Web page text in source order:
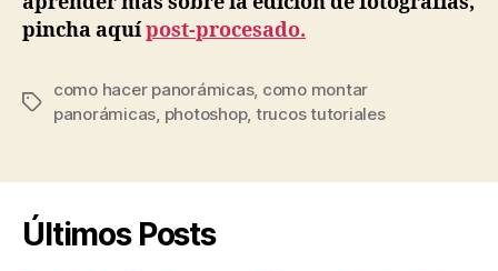
pincha aquípost-procesado.
Etiquetas
como hacer panorámicas, como montar
panorámicas, photoshop, trucos tutoriales
Últimos Posts